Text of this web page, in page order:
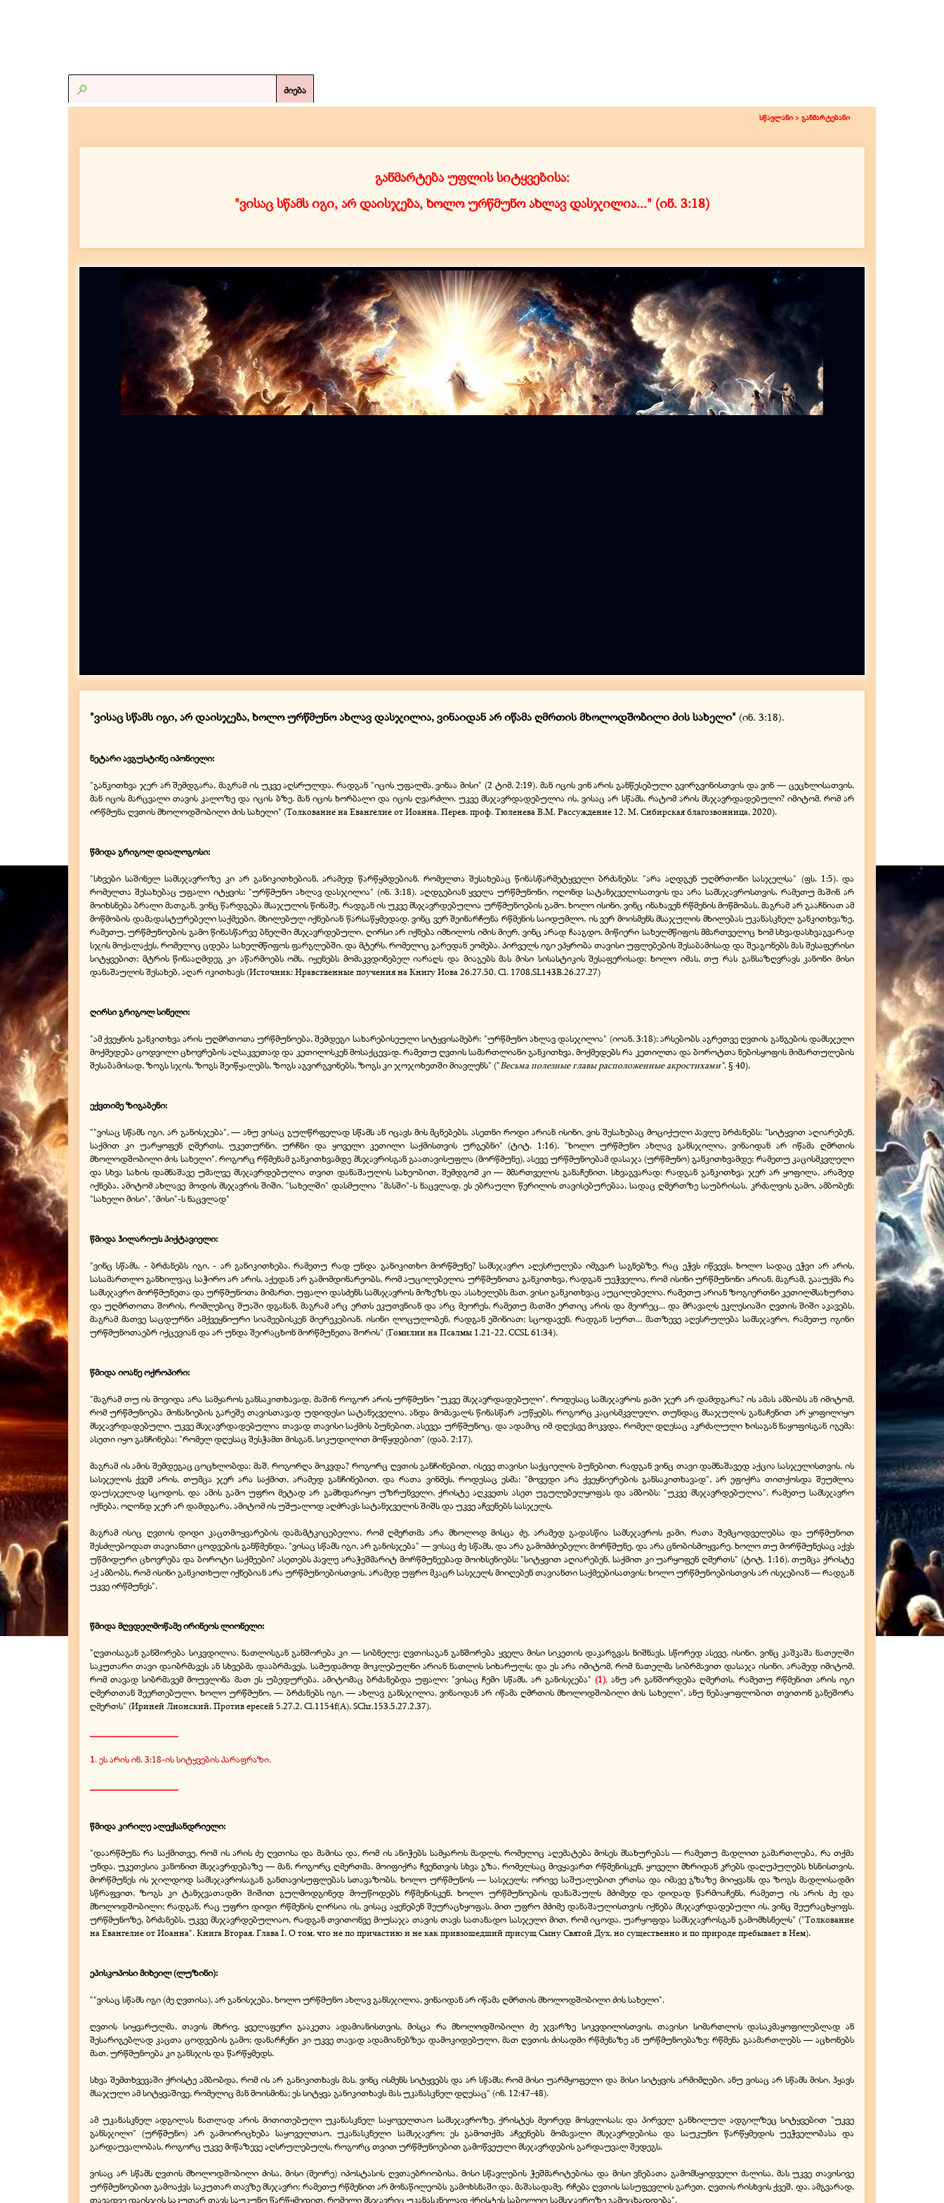
ძიება
სწავლანი > განმარტებანი
განმარტება უფლის სიტყვებისა:
"ვისაც სწამს იგი, არ დაისჯება, ხოლო ურწმუნო ახლავ დასჯილია..." (ინ. 3:18)
"ვისაც სწამს იგი, არ დაისჯება, ხოლო ურწმუნო ახლავ დასჯილია, ვინაიდან არ იწამა ღმრთის მხოლოდშობილი ძის სახელი" (ინ. 3:18).
ნეტარი ავგუსტინე იპონიელი:
"განკითხვა ჯერ არ შემდგარა, მაგრამ ის უკვე აღსრულდა. რადგან "იცის უფალმა, ვინაა მისი" (2 ტიმ. 2:19). მან იცის ვინ არის განწესებული გვირგვინისთვის და ვინ — ცეცხლისათვის.
მან იცის მარცვალი თავის კალოზე და იცის ბზე. მან იცის ხორბალი და იცის ღვარძლი. უკვე მსჯავრდადებულია ის, ვისაც არ სწამს. რატომ არის მსჯავრდადებული? იმიტომ, რომ არ
ირწმუნა ღვთის მხოლოდშობილი ძის სახელი" (Толкование на Евангелие от Иоанна. Перев. проф. Тюленева В.М. Рассуждение 12. М. Сибирская благозвонница, 2020).
წმიდა გრიგოლ დიალოგოსი:
"სხვები საშინელ სამსჯავროზე კი არ განიკითხებიან, არამედ წარწყმდებიან, რომელთა შესახებაც წინასწარმეტყველი ბრძანებს: "არა აღდგენ უღმრთონი სასჯელსა" (ფს. 1:5). და
რომელთა შესახებაც უფალი იტყვის: "ურწმუნო ახლავ დასჯილია" (ინ. 3:18). აღდგებიან ყველა ურწმუნონი, ოღონდ სატანჯველისათვის და არა სამსჯავროსთვის. რამეთუ მაშინ არ
მოიხსნება ბრალი მათგან, ვინც წარდგება მსაჯულის წინაშე, რადგან ის უკვე მსჯავრდებულია ურწმუნოების გამო. ხოლო ისინი, ვინც ინახავენ რწმენის მოწმობას, მაგრამ არ გააჩნიათ ამ
მოწმობის დამადასტურებელი საქმეები, მხილებულ იქნებიან წარსაწყმედად. ვინც ვერ შეინარჩუნა რწმენის საიდუმლო, ის ვერ მოისმენს მსაჯულის მხილებას უკანასკნელ განკითხვაზე,
რამეთუ, ურწმუნოების გამო წინასწარვე ბნელში მსჯავრდებული, ღირსი არ იქნება იმხილოს იმის მიერ, ვინც არად ჩააგდო. მიწიერი სახელმწიფოს მმართველიც ხომ სხვადასხვაგვარად
სჯის მოქალაქეს, რომელიც ცდება სახელმწიფოს ფარგლებში, და მტერს, რომელიც გარედან ეომება. პირველს იგი ეპყრობა თავისი უფლებების შესაბამისად და შეაგონებს მას შესაფერისი
სიტყვებით; მტრის წინააღმდეგ კი აწარმოებს ომს, იყენებს მომაკვდინებელ იარაღს და მიაგებს მას მისი სისასტიკის შესაფერისად; ხოლო იმას, თუ რას განსაზღვრავს კანონი მისი
დანაშაულის შესახებ, აღარ იკითხავს (Источник: Нравственные поучения на Книгу Иова 26.27.50, Cl. 1708,SL143В.26.27.27)
ღირსი გრიგოლ სინელი:
"ამ ქვეყნის განკითხვა არის უღმრთოთა ურწმუნოება, შემდეგი სახარებისეული სიტყვისამებრ: "ურწმუნო ახლავ დასჯილია" (იოან. 3:18); არსებობს აგრეთვე ღვთის განგების დამსჯელი
მოქმედება ცოდვილი ცხოვრების აღსაკვეთად და კეთილისკენ მოსაქცევად. რამეთუ ღვთის სამართლიანი განკითხვა, მოქმედებს რა კეთილთა და ბოროტთა ნებისყოფის მიმართულების
შესაბამისად, ზოგს სჯის, ზოგს შეიწყალებს, ზოგს აგვირგვინებს, ზოგს კი ჯოჯოხეთში მიავლენს" ("Весьма полезные главы расположенные акростихами". § 40).
ექვთიმე ზიგაბენი:
""ვისაც სწამს იგი, არ განისჯება", — ანუ ვისაც გულწრფელად სწამს ან იცავს მის მცნებებს. ასეთნი როდი არიან ისინი, ვის შესახებაც მოციქული პავლე ბრძანებს: "სიტყვით აღიარებენ,
საქმით კი უარყოფენ ღმერთს, უკეთურნი, ურჩნი და ყოველი კეთილი საქმისთვის ურგებნი" (ტიტ. 1:16). "ხოლო ურწმუნო ახლავ განსჯილია, ვინაიდან არ იწამა ღმრთის
მხოლოდშობილი ძის სახელი". როგორც რწმენამ განკითხვამდე მსჯავრისგან გაათავისუფლა (მორწმუნე), ასევე ურწმუნოებამ დასაჯა (ურწმუნო) განკითხვამდე; რამეთუ კაცისმკვლელი
და სხვა სახის დამნაშავე უმალვე მსჯავრდებულია თვით დანაშაულის სახეობით, შემდგომ კი — მმართველის განაჩენით. სხვაგვარად: რადგან განკითხვა ჯერ არ ყოფილა, არამედ
იქნება, ამიტომ ახლავე მოდის მსჯავრის შიში. "სახელში" დასმულია "მასში"-ს ნაცვლად. ეს ებრაული წერილის თავისებურებაა, სადაც ღმერთზე საუბრისას, კრძალვის გამო, ამბობენ:
"სახელი მისი", "მისი"-ს ნაცვლად"
წმიდა ჰილარიუს პიქტავიელი:
"ვინც სწამს, - ბრძანებს იგი, - არ განიკითხება. რამეთუ რად უნდა განიკითხო მორწმუნე? სამსჯავრო აღესრულება იმგვარ საგნებზე, რაც ეჭვს იწვევს, ხოლო სადაც ეჭვი არ არის,
სასამართლო განხილვაც საჭირო არ არის. აქედან არ გამომდინარეობს, რომ აუცილებელია ურწმუნოთა განკითხვა, რადგან უეჭველია, რომ ისინი ურწმუნონი არიან. მაგრამ, გააუქმა რა
სამსჯავრო მორწმუნეთა და ურწმუნოთა მიმართ, უფალი დასძენს სამსჯავროს მიზეზს და ასახელებს მათ, ვისი განკითხვაც აუცილებელია. რამეთუ არიან ზოგიერთნი კეთილმსახურთა
და უღმრთოთა შორის, რომლებიც შუაში დგანან, მაგრამ არც ერთს ეკუთვნიან და არც მეორეს, რამეთუ მათში ერთიც არის და მეორეც... და მრავალს ეკლესიაში ღვთის შიში აკავებს,
მაგრამ მათვე საცდურნი ამქვეყნიური სიამეებისკენ მიერეკებიან. ისინი ლოცულობენ, რადგან ეშინიათ; სცოდავენ, რადგან სურთ... მათზევე აღესრულება სამსჯავრო, რამეთუ იგინი
ურწმუნოთაებრ იქცევიან და არ უნდა შეირაცხონ მორწმუნეთა შორის" (Гомилии на Псалмы 1.21-22, ССSL 61:34).
წმიდა იოანე ოქროპირი:
"მაგრამ თუ ის მოვიდა არა სამყაროს განსაკითხავად, მაშინ როგორ არის ურწმუნო "უკვე მსჯავრდადებული", როდესაც სამსჯავროს ჟამი ჯერ არ დამდგარა? ის ამას ამბობს ან იმიტომ,
რომ ურწმუნოება მონანიების გარეშე თავისთავად უდიდესი სატანჯველია, ანდა მომავალს წინასწარ აუწყებს. როგორც კაცისმკვლელი, თუნდაც მსაჯულის განაჩენით არ ყოფილიყო
მსჯავრდადებული, უკვე მსჯავრდადებულია თავად თავისი საქმის ბუნებით, ასევეა ურწმუნოც. და ადამიც იმ დღესვე მოკვდა, რომელ დღესაც აკრძალული ხისაგან ნაყოფისგან იგემა:
ასეთი იყო განჩინება: "რომელ დღესაც შესჭამთ მისგან, სიკუდილით მოწყდებით" (დაბ. 2:17).
მაგრამ ის ამის შემდეგაც ცოცხლობდა: მაშ, როგორღა მოკვდა? როგორც ღვთის განჩინებით, ისევე თავისი საქციელის ბუნებით. რადგან ვინც თავი დამნაშავედ აქცია სასჯელისთვის, ის
სასჯელის ქვეშ არის, თუმცა ჯერ არა საქმით, არამედ განჩინებით. და რათა ვინმეს, როდესაც ესმა: "მოვედი არა ქვეყნიერების განსაკითხავად", არ ეფიქრა თითქოსდა შეუძლია
დაუსჯელად სცოდოს, და ამის გამო უფრო მეტად არ გამხდარიყო უზრუნველი, ქრისტე აღკვეთს ასეთ უგულებელყოფას და ამბობს: "უკვე მსჯავრდებულია". რამეთუ სამსჯავრო
იქნება, ოღონდ ჯერ არ დამდგარა, ამიტომ ის უშუალოდ აღძრავს სატანჯველის შიშს და უკვე აჩვენებს სასჯელს.
მაგრამ ისიც ღვთის დიდი კაცთმოყვარების დამამტკიცებელია, რომ ღმერთმა არა მხოლოდ მისცა ძე, არამედ გადასწია სამსჯავროს ჟამი, რათა შემცოდველებსა და ურწმუნოთ
შესძლებოდათ თავიანთი ცოდვების განწმენდა. "ვისაც სწამს იგი, არ განისჯება" — ვისაც ძე სწამს, და არა გამომძიებელი; მორწმუნე, და არა ცნობისმოყვარე. ხოლო თუ მორწმუნესაც აქვს
უწმიდური ცხოვრება და ბოროტი საქმეები? ასეთებს პავლე არაჭეშმარიტ მორწმუნეებად მოიხსენიებს: "სიტყვით აღიარებენ, საქმით კი უარყოფენ ღმერთს" (ტიტ. 1:16). თუმცა ქრისტე
აქ ამბობს, რომ ისინი განკითხულ იქნებიან არა ურწმუნოებისთვის, არამედ უფრო მკაცრ სასჯელს მიიღებენ თავიანთი საქმეებისათვის; ხოლო ურწმუნოებისთვის არ ისჯებიან — რადგან
უკვე ირწმუნეს".
წმიდა მღვდელმოწამე ირინეოს ლიონელი:
"ღვთისაგან განშორება სიკვდილია, ნათლისგან განშორება კი — სიბნელე; ღვთისაგან განშორება ყველა მისი სიკეთის დაკარგვას ნიშნავს. სწორედ ასევე, ისინი, ვინც კაშკაშა ნათელში
საკუთარი თავი დაიბრმავეს ან სხვებმა დააბრმავეს, სამუდამოდ მოკლებულნი არიან ნათლის სიხარულს; და ეს არა იმიტომ, რომ ნათელმა სიბრმავით დასაჯა ისინი, არამედ იმიტომ,
რომ თავად სიბრმავემ მოუვლინა მათ ეს უბედურება. ამიტომაც ბრძანებდა უფალი: "ვისაც ჩემი სწამს, არ განისჯება" (1),ანუ არ განშორდება ღმერთს, რამეთუ რწმენით არის იგი
ღმერთთან შეერთებული. ხოლო ურწმუნო, — ბრძანებს იგი, — ახლავ განსჯილია, ვინაიდან არ იწამა ღმრთის მხოლოდშობილი ძის სახელი", ანუ ნებაყოფლობით თვითონ განეშორა
ღმერთს" (Ириней Лионский, Против ересей 5.27.2, Cl.1154f(A), SChr.153.5.27.2.37).
1.ეს არის ინ. 3:18-ის სიტყვების პარაფრაზი.
წმიდა კირილე ალექსანდრიელი:
"დაარწმუნა რა საქმითვე, რომ ის არის ძე ღვთისა და მამისა და, რომ ის ანიჭებს სამყაროს მადლს, რომელიც აღემატება მოსეს მსახურებას — რამეთუ მადლით გამართლება, რა თქმა
უნდა, უკეთესია კანონით მსჯავრდებაზე — მან, როგორც ღმერთმა, მოიფიქრა ჩვენთვის სხვა გზა, რომელსაც მივყავართ რწმენისკენ, ყოველი მხრიდან კრებს დაღუპულებს ხსნისთვის.
მორწმუნეს ის ჯილდოდ სამსჯავროსაგან განთავისუფლებას სთავაზობს, ხოლო ურწმუნოს — სასჯელს; ორივე საშუალებით ერთსა და იმავე გზაზე მიიყვანს და ზოგს მადლისადმი
სწრაფვით, ზოგს კი ტანჯვათადმი შიშით გულმოდგინედ მოუწოდებს რწმენისკენ. ხოლო ურწმუნოების დანაშაულს მძიმედ და დიდად წარმოაჩენს, რამეთუ ის არის ძე და
მხოლოდშობილი; რადგან, რაც უფრო დიდი რწმენის ღირსია ის, ვისაც აყენებენ შეურაცხყოფას, მით უფრო მძიმე დანაშაულისთვის იქნება მსჯავრდადებული ის, ვინც შეურაცხყოფს.
ურწმუნოზე, ბრძანებს, უკვე მსჯავრდებულიაო, რადგან თვითონვე მიუსაჯა თავის თავს სათანადო სასჯელი მით, რომ იცოდა, უარყოფდა სამსჯავროსგან გამომხსნელს" ("Толкование
на Евангелие от Иоанна". Книга Вторая. Глава I. О том, что не по причастию и не как привзошедший присущ Сыну Святой Дух, но существенно и по природе пребывает в Нем).
ეპისკოპოსი მიხეილ (ლუზინი):
""ვისაც სწამს იგი (ძე ღვთისა), არ განისჯება, ხოლო ურწმუნო ახლავ განსჯილია, ვინაიდან არ იწამა ღმრთის მხოლოდშობილი ძის სახელი".
ღვთის სიყვარულმა, თავის მხრივ, ყველაფერი გააკეთა ადამიანისთვის, მისცა რა მხოლოდშობილი ძე ჯვარზე სიკვდილისთვის, თავისი სიმართლის დასაკმაყოფილებლად ან
შესარიგებლად კაცთა ცოდვების გამო; დანარჩენი კი უკვე თავად ადამიანებზეა დამოკიდებული, მათ ღვთის ძისადმი რწმენაზე ან ურწმუნოებაზე: რწმენა გაამართლებს — აცხონებს
მათ, ურწმუნოება კი განსჯის და წარწყმედს.
სხვა შემთხვევაში ქრისტე ამბობდა, რომ ის არ განიკითხავს მას, ვინც ისმენს სიტყვებს და არ სწამს; რომ მისი უარმყოფელი და მისი სიტყვის არმიმღები, ანუ ვისაც არ სწამს მისი, ჰყავს
მსაჯული ამ სიტყვაშივე, რომელიც მან მოისმინა; ეს სიტყვა განიკითხავს მას უკანასკნელ დღესაც" (ინ. 12:47-48).
ამ უკანასკნელ ადგილას ნათლად არის მითითებული უკანასკნელ საყოველთაო სამსჯავროზე, ქრისტეს მეორედ მოსვლისას; და პირველ განხილულ ადგილზეც სიტყვებით "უკვე
განსჯილი" (ურწმუნო) არ გამოირიცხება საყოველთაო, უკანასკნელი სამსჯავრო; ეს გამოთქმა აჩვენებს მომავალი მსჯავრდებისა და საუკუნო წარწყმედის უეჭველობასა და
გარდაუვალობას, როგორც უკვე მიწაზევე აღსრულებულს, როგორც თვით ურწმუნოებით გამოწვეული მსჯავრდების გარდაუვალ შედეგს.
ვისაც არ სწამს ღვთის მხოლოდშობილი ძისა, მისი (მეორე) იპოსტასის ღვთაებრიობისა, მისი სწავლების ჭეშმარიტებისა და მისი ვნებათა გამომსყიდველი ძალისა, მას უკვე თავისივე
ურწმუნოებით გამოაქვს საკუთარ თავზე მსჯავრი; რამეთუ რწმენით არ მონაწილეობს გამოხსნაში და, მაშასადამე, რჩება ღვთის სასუფევლის გარეთ, ღვთის რისხვის ქვეშ, და, ამგვარად,
თავადვე დაისჯის საკუთარ თავს საუკუნო წარწყმედით, რომელი მსჯავრიც უკანასკნელად ქრისტეს საბოლოო სამსჯავროზე გამოცხადდება".